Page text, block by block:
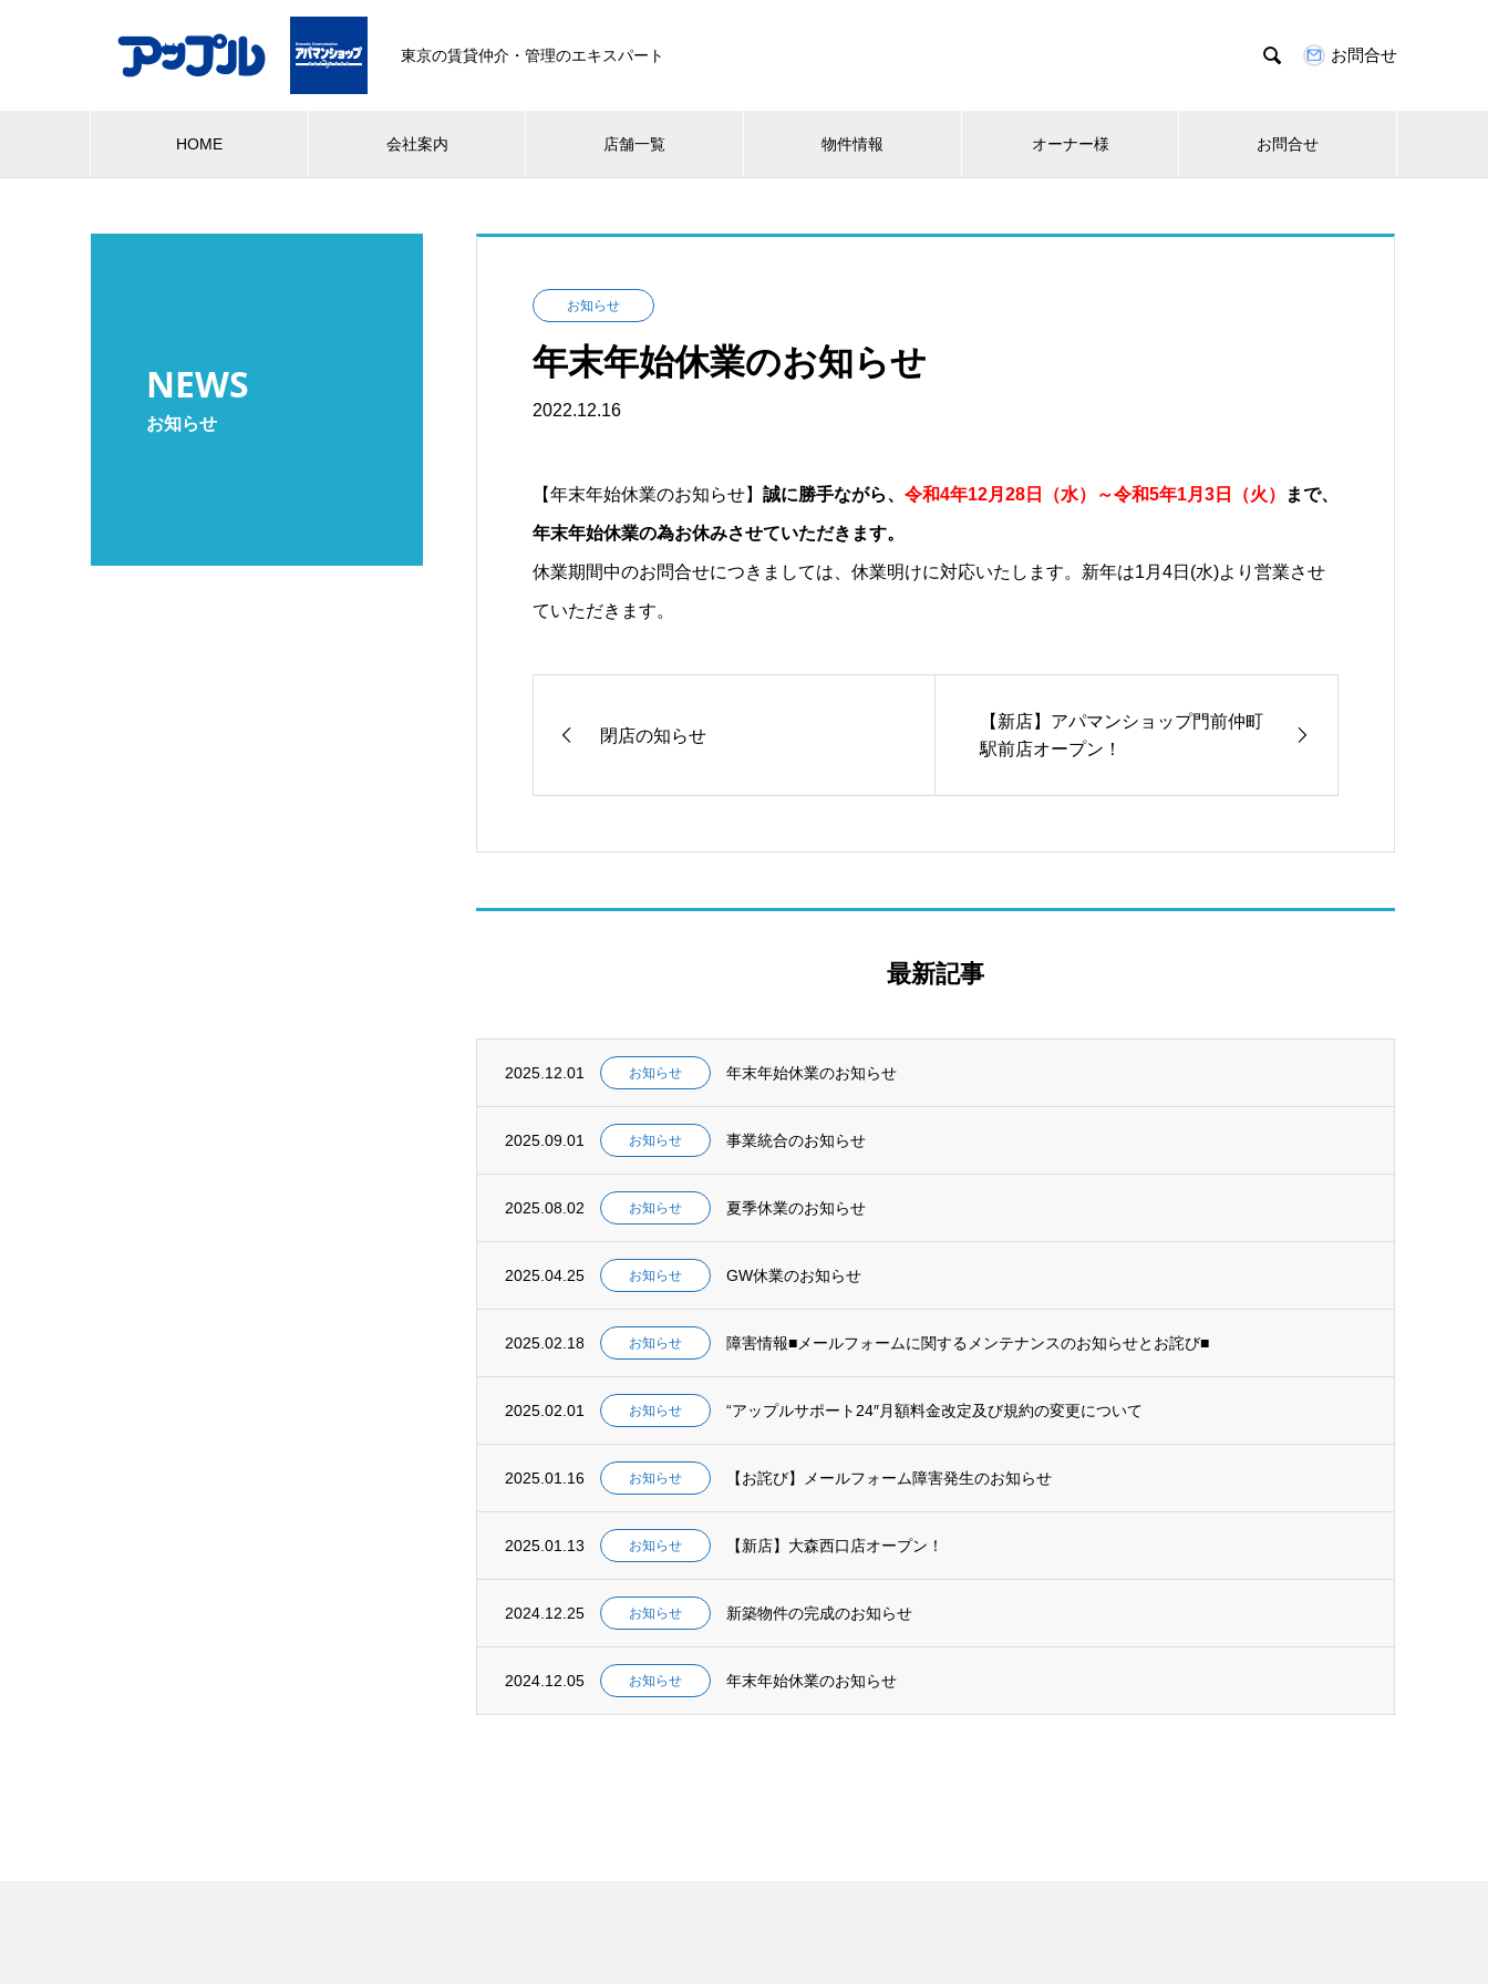
東京の賃貸仲介・管理のエキスパート  お問合せ
HOME 会社案内 店舗一覧 物件情報 オーナー様 お問合せ
NEWS
お知らせ
お知らせ
年末年始休業のお知らせ
2022.12.16
【年末年始休業のお知らせ】 誠に勝手ながら、 令和4年12月28日（水）～令和5年1月3日（火） まで、
年末年始休業の為お休みさせていただきます。
休業期間中のお問合せにつきましては、休業明けに対応いたします。新年は1月4日(水)より営業させ
ていただきます。
閉店の知らせ
【新店】アパマンショップ門前仲町
駅前店オープン！
最新記事
2025.12.01 お知らせ 年末年始休業のお知らせ
2025.09.01 お知らせ 事業統合のお知らせ
2025.08.02 お知らせ 夏季休業のお知らせ
2025.04.25 お知らせ GW休業のお知らせ
2025.02.18 お知らせ 障害情報■メールフォームに関するメンテナンスのお知らせとお詫び■
2025.02.01 お知らせ “アップルサポート24″月額料金改定及び規約の変更について
2025.01.16 お知らせ 【お詫び】メールフォーム障害発生のお知らせ
2025.01.13 お知らせ 【新店】大森西口店オープン！
2024.12.25 お知らせ 新築物件の完成のお知らせ
2024.12.05 お知らせ 年末年始休業のお知らせ